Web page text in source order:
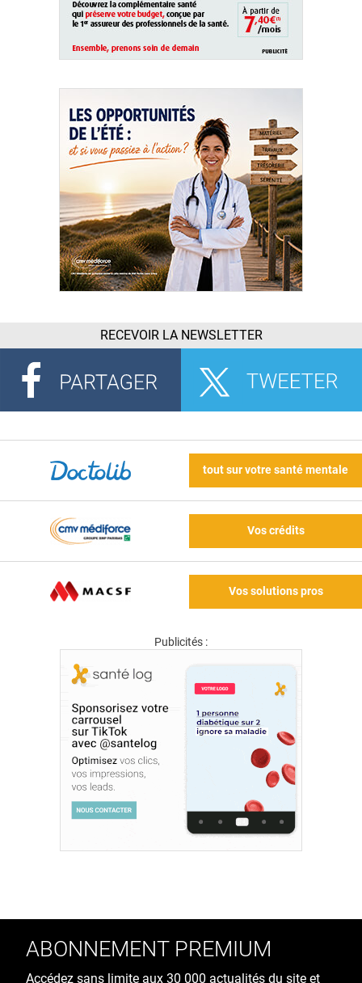
RECEVOIR LA NEWSLETTER
tout sur votre santé mentale
Vos crédits
Vos solutions pros
Publicités :
ABONNEMENT PREMIUM
Accédez sans limite aux 30 000 actualités du site et